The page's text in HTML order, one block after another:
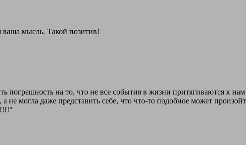
мысль. Такой позитив!
погрешность на то, что не все события в жизни притягиваются к
не могла даже представить себе, что что-то подобное может